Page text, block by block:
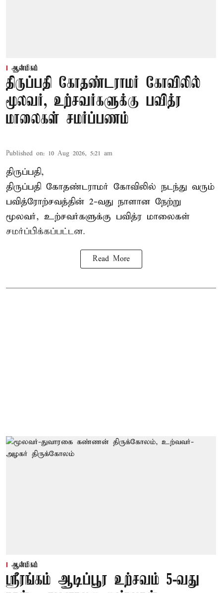
ஆன்மிகம்
திருப்பதி கோதண்டராமர் கோவிலில்
மூலவர், உற்சவர்களுக்கு பவித்ர
மாலைகள் சமர்ப்பணம்
Published on: 10 Aug 2026, 5:21 am
திருப்பதி,
திருப்பதி கோதண்டராமர் கோவிலில் நடந்து வரும்
பவித்ரோற்சவத்தின் 2-வது நாளான நேற்று
மூலவர், உற்சவர்களுக்கு பவித்ர மாலைகள்
சமர்ப்பிக்கப்பட்டன.
Read More
ஆன்மிகம்
ஸ்ரீரங்கம் ஆடிப்பூர உற்சவம் 5-வது